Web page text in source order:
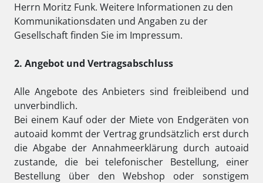
Herrn Moritz Funk. Weitere Informationen zu den
Kommunikationsdaten und Angaben zu der
Gesellschaft finden Sie im Impressum.
2. Angebot und Vertragsabschluss
Alle Angebote des Anbieters sind freibleibend und
unverbindlich.
Bei einem Kauf oder der Miete von Endgeräten von
autoaid kommt der Vertrag grundsätzlich erst durch
die Abgabe der Annahmeerklärung durch autoaid
zustande, die bei telefonischer Bestellung, einer
Bestellung über den Webshop oder sonstigem